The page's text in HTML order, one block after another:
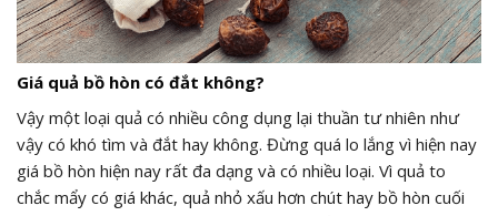
Giá quả bồ hòn có đắt không?
Vậy một loại quả có nhiều công dụng lại thuần tư nhiên như
vậy có khó tìm và đắt hay không. Đừng quá lo lắng vì hiện nay
giá bồ hòn hiện nay rất đa dạng và có nhiều loại. Vì quả to
chắc mẩy có giá khác, quả nhỏ xấu hơn chút hay bồ hòn cuối